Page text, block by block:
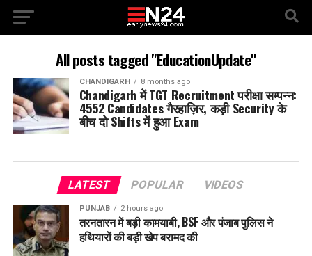
All posts tagged "EducationUpdate"
CHANDIGARH 8 months ago
Chandigarh में TGT Recruitment परीक्षा सम्पन्न:
4552 Candidates गैरहाज़िर, कड़ी Security के
बीच दो Shifts में हुआ Exam
LATEST POPULAR VIDEOS
PUNJAB 2 hours ago
तरनतारन में बड़ी कामयाबी, BSF और पंजाब पुलिस ने
हथियारों की बड़ी खेप बरामद की